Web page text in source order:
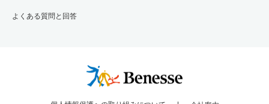
よくある質問と回答